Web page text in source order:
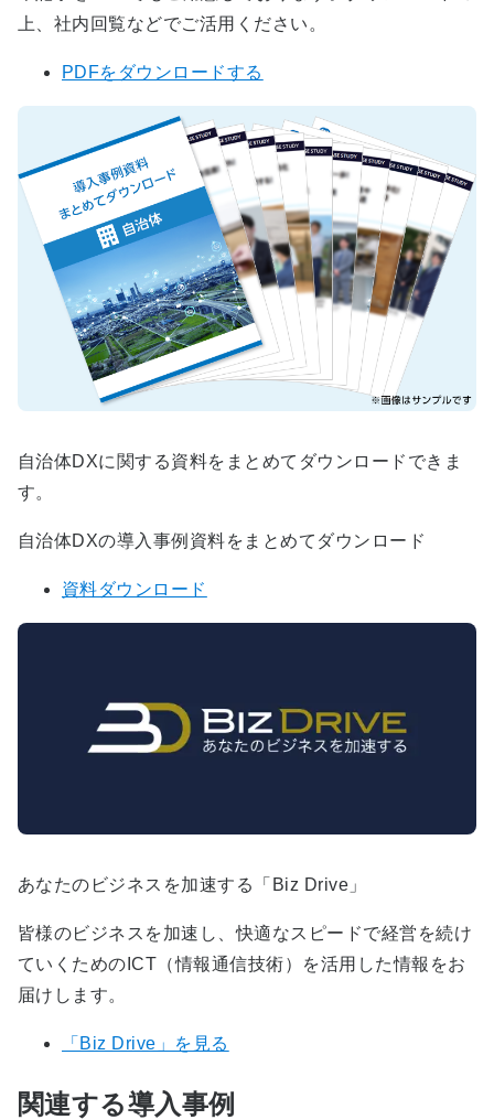
上、社内回覧などでご活用ください。
PDFをダウンロードする
自治体DXに関する資料をまとめてダウンロードできま
す。
自治体DXの導入事例資料をまとめてダウンロード
資料ダウンロード
あなたのビジネスを加速する「Biz Drive」
皆様のビジネスを加速し、快適なスピードで経営を続け
ていくためのICT（情報通信技術）を活用した情報をお
届けします。
「Biz Drive」を見る
関連する導入事例